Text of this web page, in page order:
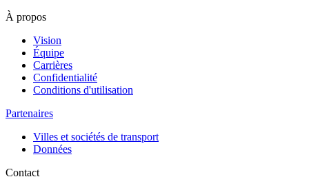
À propos
Vision
Équipe
Carrières
Confidentialité
Conditions d'utilisation
Partenaires
Villes et sociétés de transport
Données
Contact